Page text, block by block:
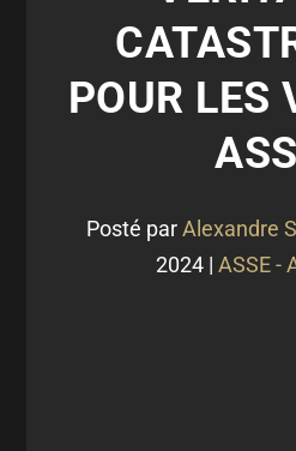
POUR LES
Posté parAlexandre
2024| ASSE -